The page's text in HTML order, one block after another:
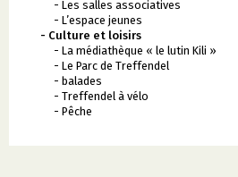
- Les salles associatives
- L’espace jeunes
- Culture et loisirs
- La médiathèque « le lutin Kili »
- Le Parc de Treffendel
- balades
- Treffendel à vélo
- Pêche